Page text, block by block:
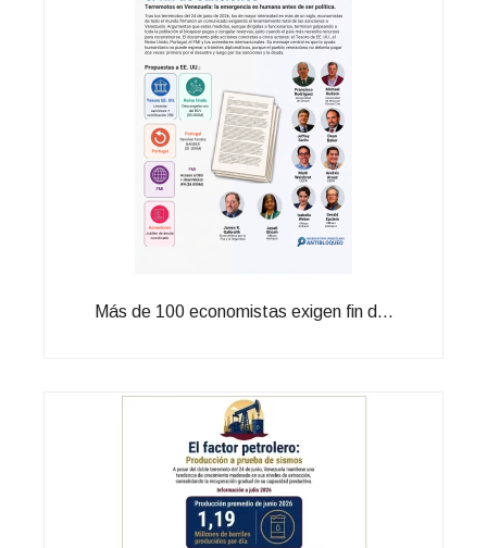
Más de 100 economistas exigen fin d...